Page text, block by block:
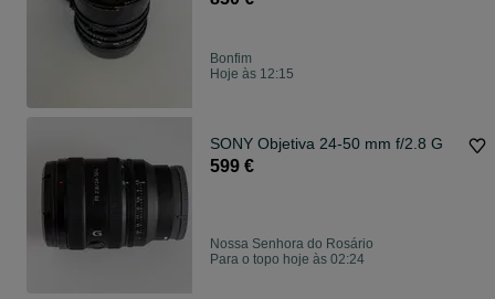
Bonfim
Hoje às 12:15
SONY Objetiva 24-50 mm f/2.8 G
599 €
Nossa Senhora do Rosário
Para o topo hoje às 02:24